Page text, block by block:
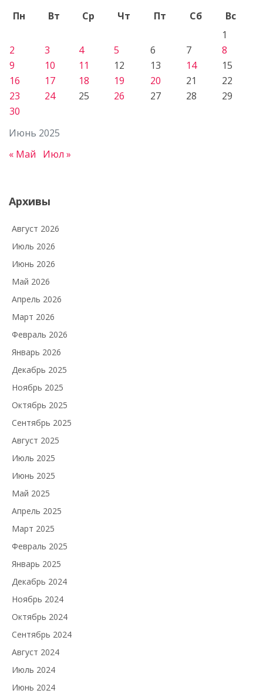
Июнь 2025
Пн Вт Ср Чт Пт Сб
Вс
1
2
3 4 5 6 7
8
9
10 11 12 13 14
15
16
17 18 19 20 21
22
23
24 25 26 27 28
29
30
« Май Июл »
Архивы
Август 2026
Июль 2026
Июнь 2026
Май 2026
Апрель 2026
Март 2026
Февраль 2026
Январь 2026
Декабрь 2025
Ноябрь 2025
Октябрь 2025
Сентябрь 2025
Август 2025
Июль 2025
Июнь 2025
Май 2025
Апрель 2025
Март 2025
Февраль 2025
Январь 2025
Декабрь 2024
Ноябрь 2024
Октябрь 2024
Сентябрь 2024
Август 2024
Июль 2024
Июнь 2024